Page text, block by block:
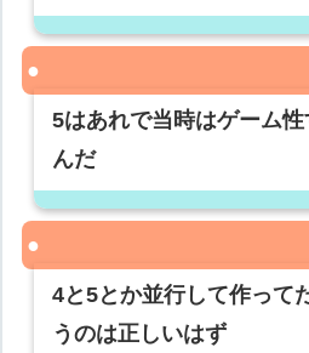
5はあれで当時はゲーム
んだ
4と5とか並行して作って
うのは正しいはず